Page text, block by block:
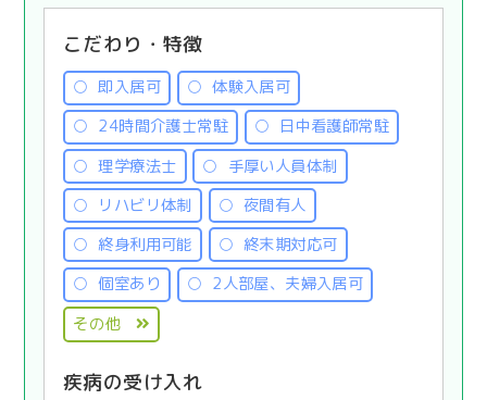
こだわり・特徴
即入居可
体験入居可
24時間介護士常駐
日中看護師常駐
理学療法士
手厚い人員体制
リハビリ体制
夜間有人
終身利用可能
終末期対応可
個室あり
2人部屋、夫婦入居可
その他
疾病の受け入れ